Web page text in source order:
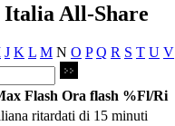
All-Share
J K L M N O P Q R S T U V
Flash Ora flash %Fl/Ri
ritardati di 15 minuti